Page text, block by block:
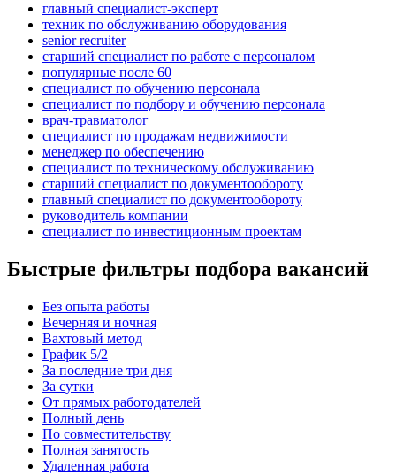
главный специалист-эксперт
техник по обслуживанию оборудования
senior recruiter
старший специалист по работе с персоналом
популярные после 60
специалист по обучению персонала
специалист по подбору и обучению персонала
врач-травматолог
специалист по продажам недвижимости
менеджер по обеспечению
специалист по техническому обслуживанию
старший специалист по документообороту
главный специалист по документообороту
руководитель компании
специалист по инвестиционным проектам
Быстрые фильтры подбора вакансий
Без опыта работы
Вечерняя и ночная
Вахтовый метод
График 5/2
За последние три дня
За сутки
От прямых работодателей
Полный день
По совместительству
Полная занятость
Удаленная работа